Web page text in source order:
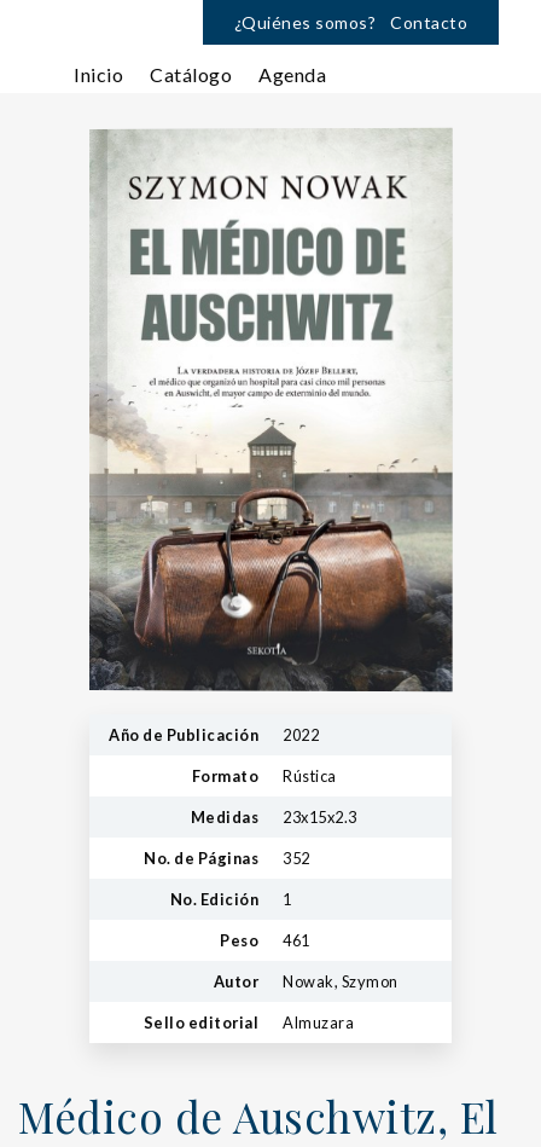
¿Quiénes somos? Contacto
Inicio Catálogo Agenda
Año de Publicación 2022
Formato Rústica
Medidas 23x15x2.3
No. de Páginas 352
No. Edición 1
Peso 461
Autor Nowak, Szymon
Sello editorial Almuzara
Médico de Auschwitz, El